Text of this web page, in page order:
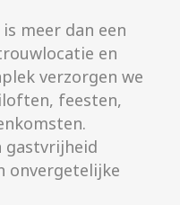
meer dan een
en
verzorgen we
feesten,
gastvrijheid
onvergetelijke